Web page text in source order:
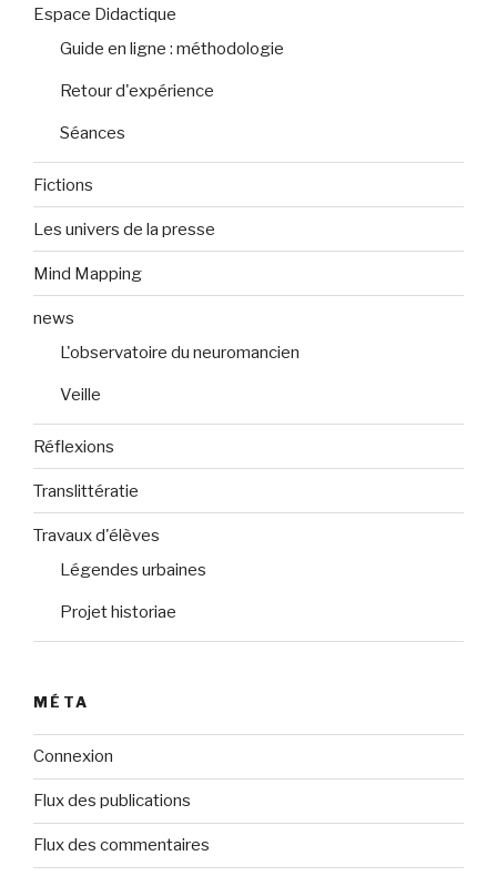
Espace Didactique
Guide en ligne : méthodologie
Retour d'expérience
Séances
Fictions
Les univers de la presse
Mind Mapping
news
L'observatoire du neuromancien
Veille
Réflexions
Translittératie
Travaux d'élèves
Légendes urbaines
Projet historiae
MÉTA
Connexion
Flux des publications
Flux des commentaires